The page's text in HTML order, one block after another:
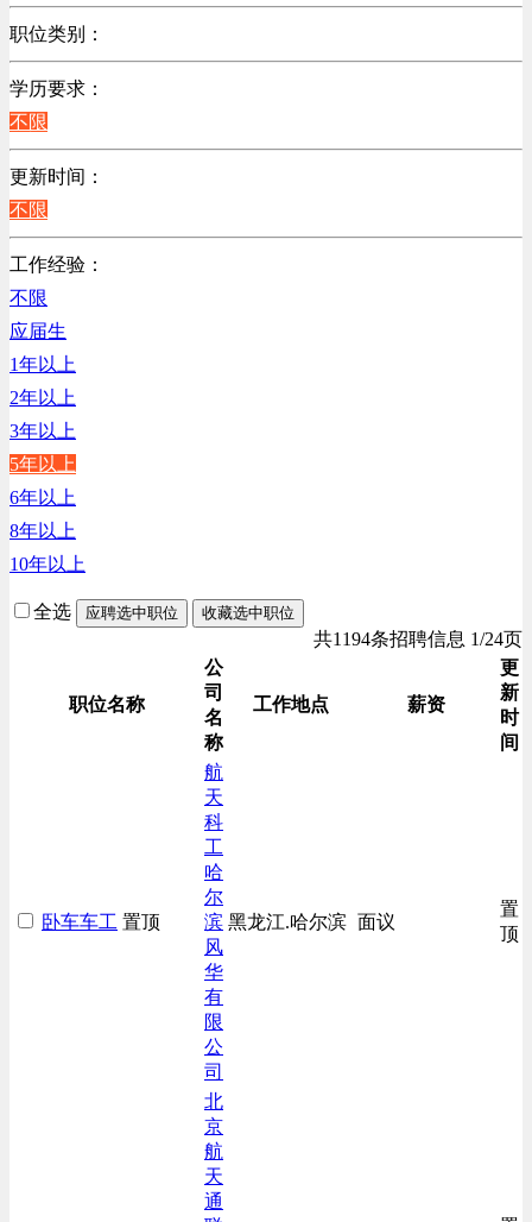
不限
职位类别：
不限
机械制造/仪器仪表类
计算机硬件类
销售管理类
计算机软件类
贸易/物流/仓储/采购类
客服及凯发娱乐网址的技术支持类
高级管理类
电子/电器/半导体类
电力电气/能源/自动化
行政/后勤/文秘类
销售类
人力资源类
建筑装潢/市政建设类
通信/移动互联网/手机类
技工/维修类
房地产开发/物业管理类
生产/加工/认证类
学历要求：
不限
更新时间：
不限
工作经验：
不限
应届生
1年以上
2年以上
3年以上
5年以上
6年以上
8年以上
10年以上
全选 应聘选中职位 收藏选中职位
共1194条招聘信息 1/24页
职位名称
公
司
名
称
工作地点 薪资
更
新
时
间
卧车车工 置顶
航
天
科
工
哈
尔
滨
风
华
有
限
公
司
黑龙江.哈尔滨 面议
置
顶
北
京
航
天
通